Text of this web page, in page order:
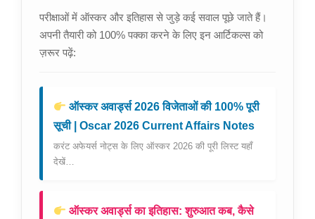
परीक्षाओं में ऑस्कर और इतिहास से जुड़े कई सवाल पूछे जाते हैं।
अपनी तैयारी को 100% पक्का करने के लिए इन आर्टिकल्स को
ज़रूर पढ़ें:
ऑस्कर अवार्ड्स 2026 विजेताओं की 100% पूरी
सूची | Oscar 2026 Current Affairs Notes
करंट अफेयर्स नोट्स के लिए ऑस्कर 2026 की पूरी लिस्ट यहाँ
देखें…
ऑस्कर अवार्ड्स का इतिहास: शुरुआत कब, कैसे